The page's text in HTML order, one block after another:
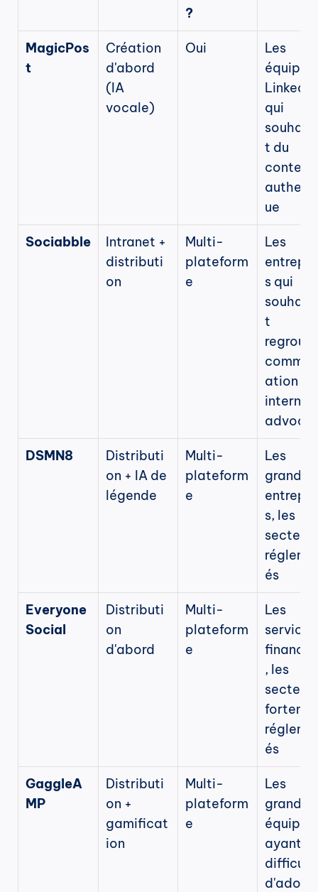
?
MagicPos
t
Création
d'abord
(IA
vocale)
Oui
Les
équipes
LinkedIn
qui
t du
contenu
ue
Sociabble
Intranet +
distributi
on
Multi-
plateform
e
Les
s qui
t
ation
interne
DSMN8
Distributi
on + IA de
légende
Multi-
plateform
e
Les
grandes
s, les
secteurs
és
Everyone
Social
Distributi
on
d'abord
Multi-
plateform
e
Les
services
, les
secteurs
és
GaggleA
MP
Distributi
on +
gamificat
ion
Multi-
plateform
e
Les
grandes
équipes
ayant